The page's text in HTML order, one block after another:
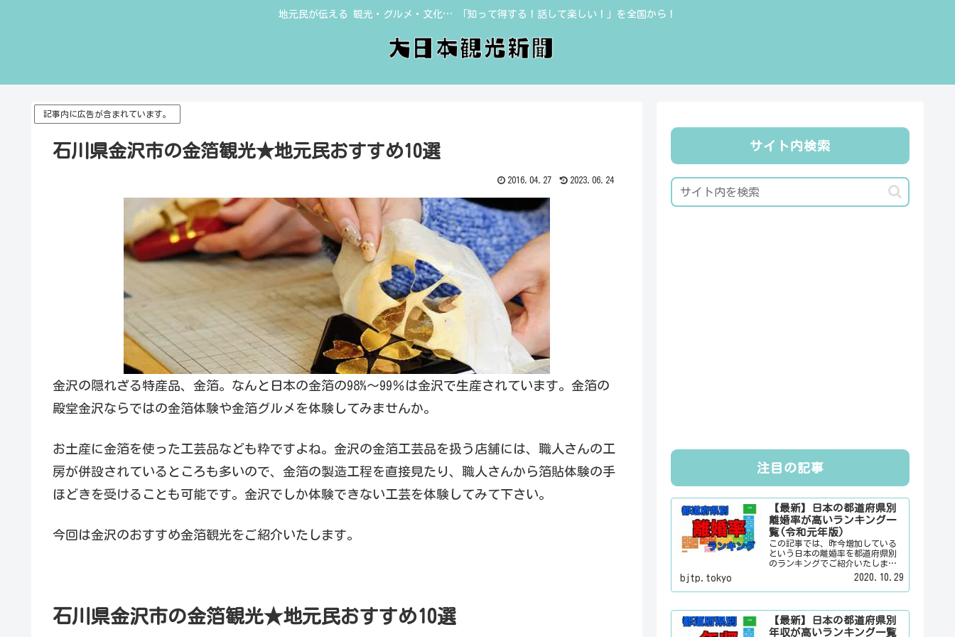
地元民が伝える 観光・グルメ・文化… 「知って得する！話して楽しい！」を全国から！
記事内に広告が含まれています。
石川県金沢市の金箔観光★地元民おすすめ10選
2016.04.27 2023.06.24
金沢の隠れざる特産品、金箔。なんと日本の金箔の98%～99％は金沢で生産されています。金箔の
殿堂金沢ならではの金箔体験や金箔グルメを体験してみませんか。
お土産に金箔を使った工芸品なども粋ですよね。金沢の金箔工芸品を扱う店舗には、職人さんの工
房が併設されているところも多いので、金箔の製造工程を直接見たり、職人さんから箔貼体験の手
ほどきを受けることも可能です。金沢でしか体験できない工芸を体験してみて下さい。
今回は金沢のおすすめ金箔観光をご紹介いたします。
石川県金沢市の金箔観光★地元民おすすめ10選
サイト内検索
注目の記事
【最新】日本の都道府県別
離婚率が高いランキング一
覧(令和元年版)
この記事では、昨今増加している
という日本の離婚率を都道府県別
のランキングでご紹介いたしま
す。日本人は３組に１組が離婚す
るというのは本当なのかその真偽
は？その他にも、大日本観光新聞
スポット・デートスポット・パワ
ースポット・心霊スポットなどの
各都道府県の観光情報・ローカル
bjtp.tokyo 2020.10.29
【最新】日本の都道府県別
年収が高いランキング一覧